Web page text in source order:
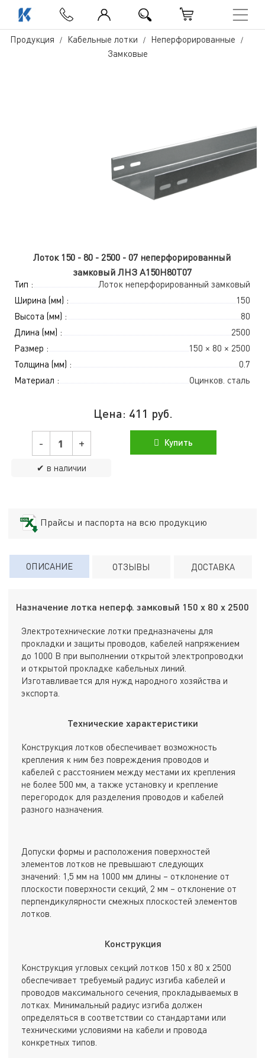
Продукция Кабельные лотки
Неперфорированные
Замковые
Лоток 150 - 80 - 2500 - 07 неперфорированный
замковый ЛНЗ A150Н80Т07
Тип :
Лоток неперфорированный замковый
Ширина (мм) :
150
Высота (мм) :
80
Длина (мм) :
2500
Размер :
150 × 80 × 2500
Толщина (мм) :
0.7
Материал :
Оцинков. сталь
Цена: 411 руб.
- +
✔ в наличии
Купить
Прайсы и паспорта на всю продукцию
ОПИСАНИЕ ОТЗЫВЫ ДОСТАВКА
Назначение лотка неперф. замковый 150 х 80 х 2500
Электротехнические лотки предназначены для
прокладки и защиты проводов, кабелей напряжением
до 1000 В при выполнении открытой электропроводки
и открытой прокладке кабельных линий.
Изготавливается для нужд народного хозяйства и
экспорта.
Технические характеристики
Конструкция лотков обеспечивает возможность
крепления к ним без повреждения проводов и
кабелей с расстоянием между местами их крепления
не более 500 мм, а также установку и крепление
перегородок для разделения проводов и кабелей
разного назначения.
Допуски формы и расположения поверхностей
элементов лотков не превышают следующих
значений: 1,5 мм на 1000 мм длины – отклонение от
плоскости поверхности секций, 2 мм – отклонение от
перпендикулярности смежных плоскостей элементов
лотков.
Конструкция
Конструкция угловых секций лотков 150 х 80 х 2500
обеспечивает требуемый радиус изгиба кабелей и
проводов максимального сечения, прокладываемых в
лотках. Минимальный радиус изгиба должен
определяться в соответствии со стандартами или
техническими условиями на кабели и провода
конкретных типов.